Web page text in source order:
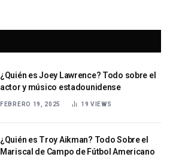
¿Quién es Joey Lawrence? Todo sobre el
actor y músico estadounidense
FEBRERO 19, 2025 19VIEWS
¿Quién es Troy Aikman? Todo Sobre el
Mariscal de Campo de Fútbol Americano